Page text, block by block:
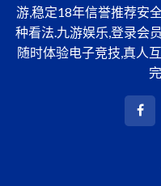
游,稳定18年信誉推荐安
种看法.九游娱乐,登录会
随时体验电子竞技,真人